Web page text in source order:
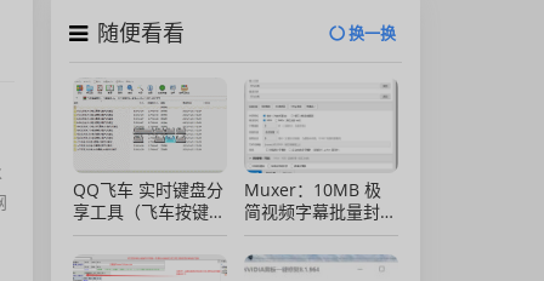
随便看看 换一换
QQ飞车 实时键盘分
享工具（飞车按键显
示）直播专用版
Muxer：10MB 极
简视频字幕批量封装
工具 (单文件/绿色
版)